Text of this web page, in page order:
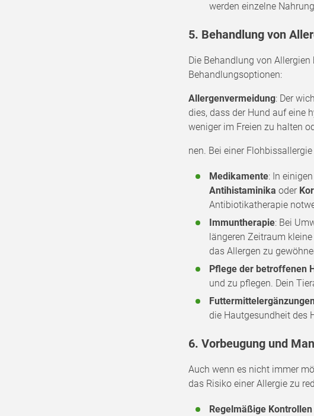
werden einzelne
5. Behandlung von
Die Behandlung von
Behandlungsoptionen:
Allergenvermeidung: Der
dies, dass der Hund auf eine
weniger im Freien zu halten
nen. Bei einer
Medikamente: In
Antihistaminika oder
Antibiotikatherapie
Immuntherapie: Bei
längeren Zeitraum
das Allergen zu
Pflege der betroffenen
und zu pflegen. Dein
Futtermittelergänzungen
die Hautgesundheit des
6. Vorbeugung und
Auch wenn es nicht immer
das Risiko einer Allergie zu
Regelmäßige